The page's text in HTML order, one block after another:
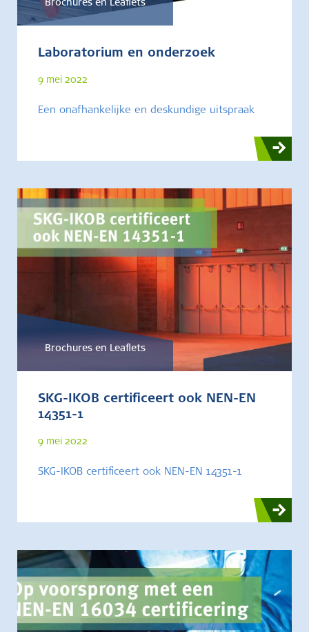
Brochures en Leaflets
Laboratorium en onderzoek
9 mei 2022
Een onafhankelijke en deskundige uitspraak
Brochures en Leaflets
SKG-IKOB certificeert ook NEN-EN
14351-1
9 mei 2022
SKG-IKOB certificeert ook NEN-EN 14351-1